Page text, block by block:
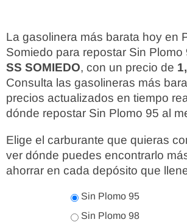
La gasolinera más barata hoy en
Somiedo para repostar Sin Plomo
SS SOMIEDO, con un precio de
Consulta las gasolineras más
precios actualizados en tiempo
dónde repostar Sin Plomo 95 al
Elige el carburante que quieras
ver dónde puedes encontrarlo
ahorrar en cada depósito que
Sin Plomo 95
Sin Plomo 98